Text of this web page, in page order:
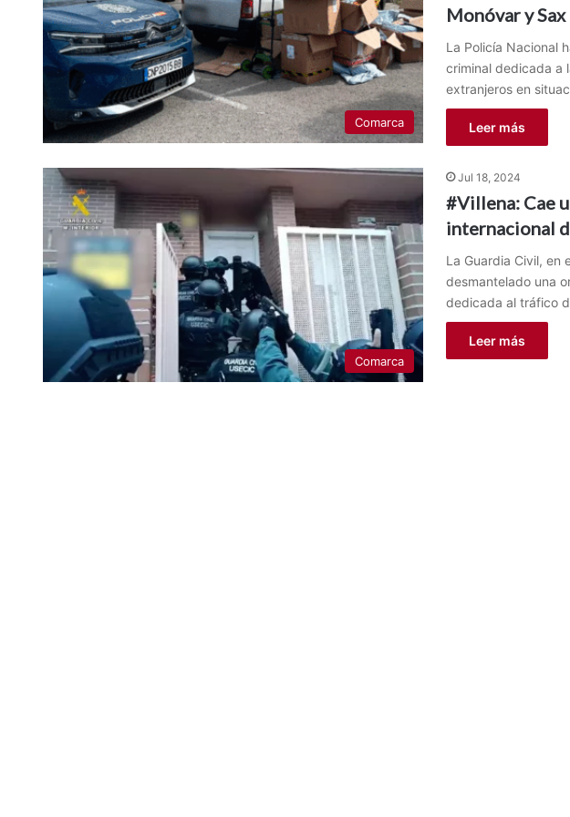
Comarca
Monóvar y Sax
La Policía Nacional
criminal dedicada a
extranjeros en
Leer más
Comarca
Jul 18, 2024
#Villena: Cae
internacional
La Guardia Civil, en
desmantelado una
dedicada al tráfico
Leer más